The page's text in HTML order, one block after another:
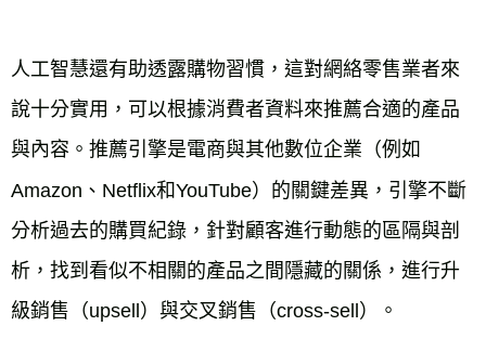
人工智慧還有助透露購物習慣，這對網絡零售業者來
說十分實用，可以根據消費者資料來推薦合適的產品
與內容。推薦引擎是電商與其他數位企業（例如
Amazon、Netflix和YouTube）的關鍵差異，引擎不斷
分析過去的購買紀錄，針對顧客進行動態的區隔與剖
析，找到看似不相關的產品之間隱藏的關係，進行升
級銷售（upsell）與交叉銷售（cross-sell）。